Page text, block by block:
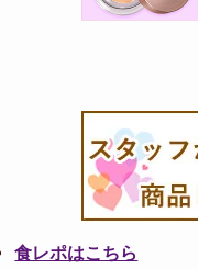
食レポはこちら